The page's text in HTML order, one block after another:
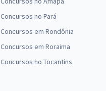
Concursos no Pará
Concursos em Rondônia
Concursos em Roraima
Concursos no Tocantins